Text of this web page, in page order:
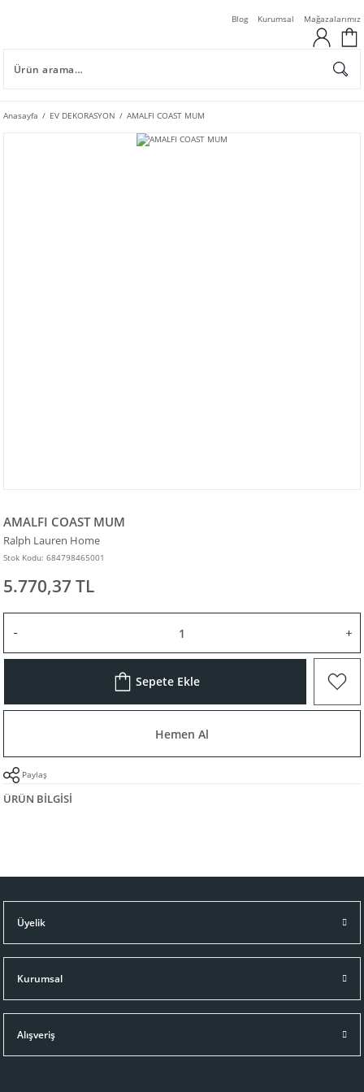
Blog Kurumsal Mağazalarımız
Anasayfa EV DEKORASYON AMALFI COAST MUM
AMALFI COAST MUM
Ralph Lauren Home
Stok Kodu: 684798465001
5.770,37 TL
Sepete Ekle
Hemen Al
Paylaş
ÜRÜN BILGISI
Üyelik
Kurumsal
Alışveriş